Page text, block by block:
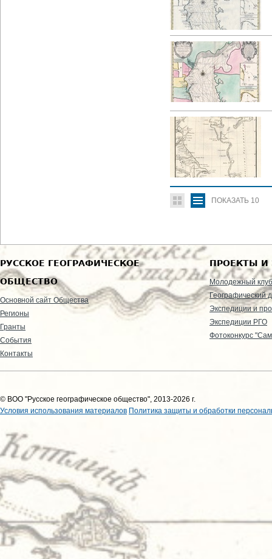
ПОКАЗАТЬ 10
РУССКОЕ ГЕОГРАФИЧЕСКОЕ
ОБЩЕСТВО
Основной сайт Общества
Регионы
Гранты
События
Контакты
ПРОЕКТЫ И
Молодежный клуб
Географический
Экспедиции и
Экспедиции РГО
Фотоконкурс
© ВОО "Русское географическое общество", 2013-2026 г.
Условия использования материалов Политика защиты и обработки